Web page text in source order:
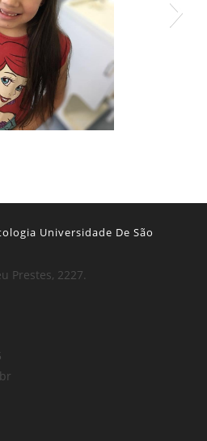
Universidade De São
Prestes, 2227.